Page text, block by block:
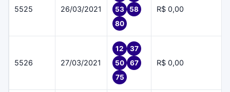
5525 26/03/2021
53
58
80
R$ 0,00
5526 27/03/2021
12
37
50
67
75
R$ 0,00